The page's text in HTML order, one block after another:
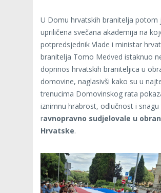
U Domu hrvatskih branitelja potom
upriličena svečana akademija na
potpredsjednik Vlade i ministar
branitelja Tomo Medved istaknuo
doprinos hrvatskih braniteljica u
domovine, naglasivši kako su u
trenucima Domovinskog rata
iznimnu hrabrost, odlučnost i snagu
ravnopravno sudjelovale u
Hrvatske.